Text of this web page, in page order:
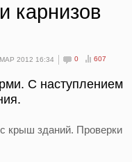
карнизов
2012 16:34 0 607
С наступлением
крыш зданий. Проверки